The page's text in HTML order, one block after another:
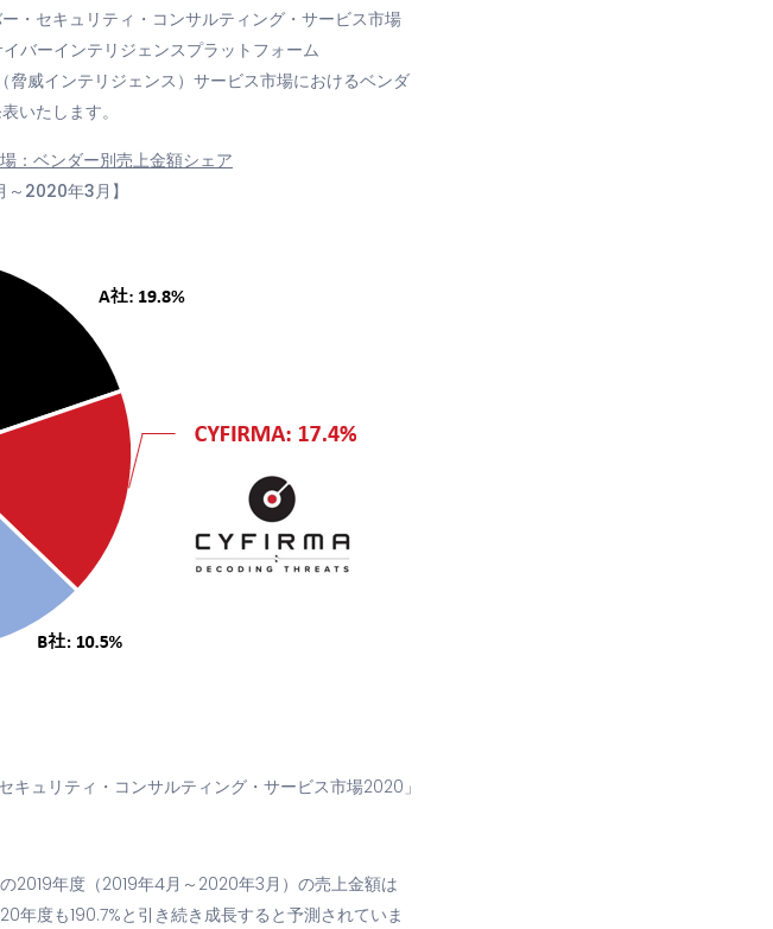
・セキュリティ・コンサルティング・サービス市場
バーインテリジェンスプラットフォーム
脅威インテリジェンス）サービス市場におけるベンダ
いたします。
：ベンダー別売上金額シェア
～2020年3月】
キュリティ・コンサルティング・サービス市場2020」
2019年度（2019年4月～2020年3月）の売上金額は
年度も190.7%と引き続き成長すると予測されていま